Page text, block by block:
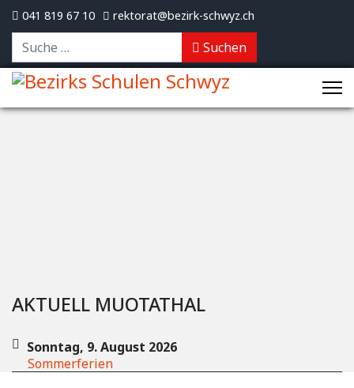
041 819 67 10 rektorat@bezirk-schwyz.ch
Suchen
Suchen
AKTUELL MUOTATHAL
Sonntag, 9. August 2026
Sommerferien